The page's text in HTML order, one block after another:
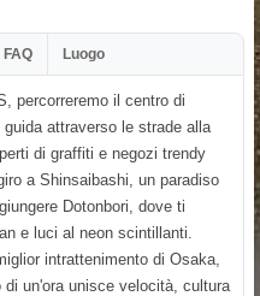
FAQ Luogo
percorreremo il centro di
attraverso le strade alla
di graffiti e negozi trendy
a Shinsaibashi, un paradiso
Dotonbori, dove ti
e luci al neon scintillanti.
intrattenimento di Osaka,
un'ora unisce velocità, cultura